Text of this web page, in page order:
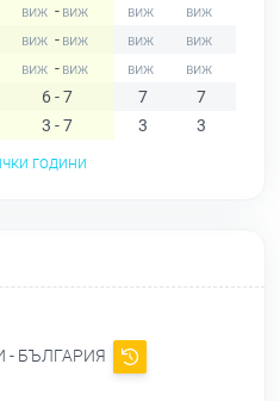
-
-
-
6 - 7 7 7
3 - 7 3 3
години
- БЪЛГАРИЯ